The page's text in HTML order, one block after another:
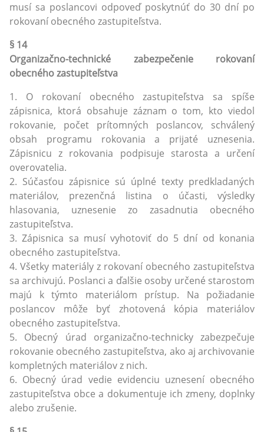
musí sa poslancovi odpoveď poskytnúť do 30 dní po
rokovaní obecného zastupiteľstva.
§ 14
Organizačno-technické zabezpečenie rokovaní
obecného zastupiteľstva
1. O rokovaní obecného zastupiteľstva sa spíše
zápisnica, ktorá obsahuje záznam o tom, kto viedol
rokovanie, počet prítomných poslancov, schválený
obsah programu rokovania a prijaté uznesenia.
Zápisnicu z rokovania podpisuje starosta a určení
overovatelia.
2. Súčasťou zápisnice sú úplné texty predkladaných
materiálov, prezenčná listina o účasti, výsledky
hlasovania, uznesenie zo zasadnutia obecného
zastupiteľstva.
3. Zápisnica sa musí vyhotoviť do 5 dní od konania
obecného zastupiteľstva.
4. Všetky materiály z rokovaní obecného zastupiteľstva
sa archivujú. Poslanci a ďalšie osoby určené starostom
majú k týmto materiálom prístup. Na požiadanie
poslancov môže byť zhotovená kópia materiálov
obecného zastupiteľstva.
5. Obecný úrad organizačno-technicky zabezpečuje
rokovanie obecného zastupiteľstva, ako aj archivovanie
kompletných materiálov z nich.
6. Obecný úrad vedie evidenciu uznesení obecného
zastupiteľstva obce a dokumentuje ich zmeny, doplnky
alebo zrušenie.